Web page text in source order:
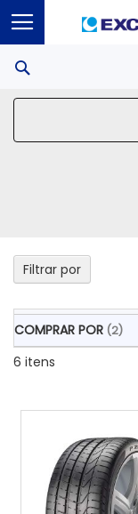
6 itens
Filtrar por
COMPRAR POR